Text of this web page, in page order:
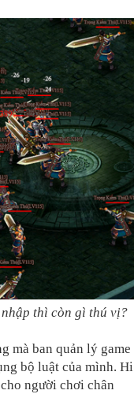
thì còn gì thú vị?
mà ban quản lý game
bộ luật của mình. Hi
người chơi chân